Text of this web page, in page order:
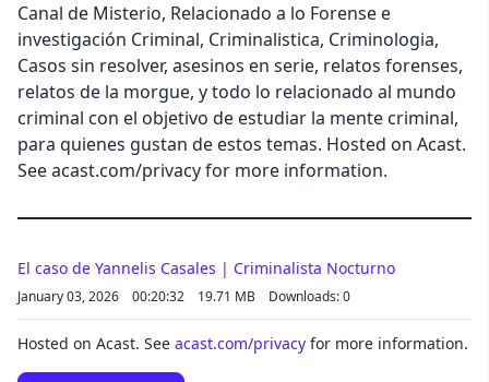
Canal de Misterio, Relacionado a lo Forense e
investigación Criminal, Criminalistica, Criminologia,
Casos sin resolver, asesinos en serie, relatos forenses,
relatos de la morgue, y todo lo relacionado al mundo
criminal con el objetivo de estudiar la mente criminal,
para quienes gustan de estos temas. Hosted on Acast.
See acast.com/privacy for more information.
Cancel
El caso de Yannelis Casales | Criminalista Nocturno
January 03, 2026 00:20:32 19.71 MB Downloads: 0
Hosted on Acast. See acast.com/privacy for more information.